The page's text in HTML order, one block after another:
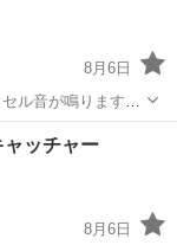
8月6日
ル音が鳴ります。
な車が走ったり、
ッチャー
8月6日